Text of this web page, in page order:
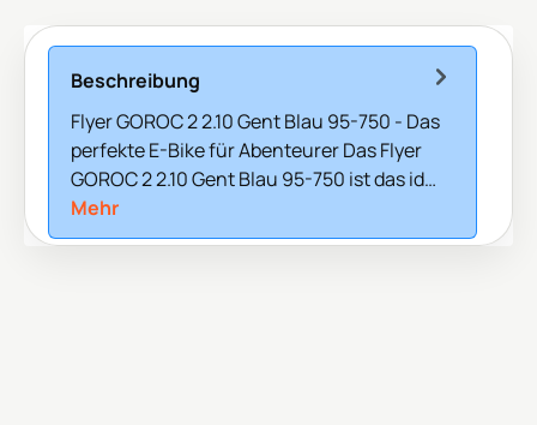
Beschreibung
Flyer GOROC 2 2.10 Gent Blau 95-750 - Das
perfekte E-Bike für Abenteurer Das Flyer
GOROC 2 2.10 Gent Blau 95-750 ist das id…
Mehr